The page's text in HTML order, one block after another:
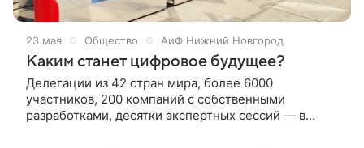
23 мая Общество АиФ Нижний Новгород
Каким станет цифровое будущее?
Делегации из 42 стран мира, более 6000
участников, 200 компаний с собственными
разработками, десятки экспертных сессий — в